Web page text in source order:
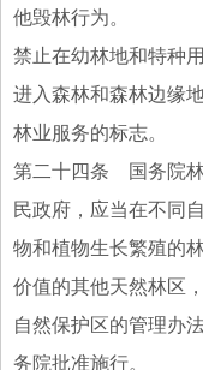
他毁林行为。
禁止在幼林地和特种
进入森林和森林边缘
林业服务的标志。
第二十四条 国务院林
民政府，应当在不同
物和植物生长繁殖的
价值的其他天然林区
自然保护区的管理办
务院批准施行。